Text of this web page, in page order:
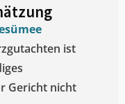
ist
Gericht nicht